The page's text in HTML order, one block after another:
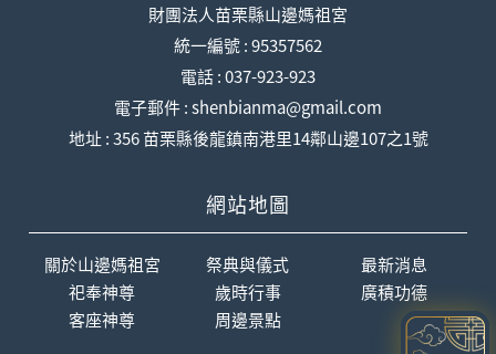
財團法人苗栗縣山邊媽祖宮
統一編號 : 95357562
電話 : 037-923-923
電子郵件 : shenbianma@gmail.com
地址 : 356 苗栗縣後龍鎮南港里14鄰山邊107之1號
網站地圖
關於山邊媽祖宮
祀奉神尊
客座神尊
祭典與儀式
歲時行事
周邊景點
最新消息
廣積功德